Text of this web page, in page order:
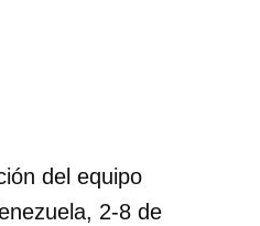
del equipo
2-8 de